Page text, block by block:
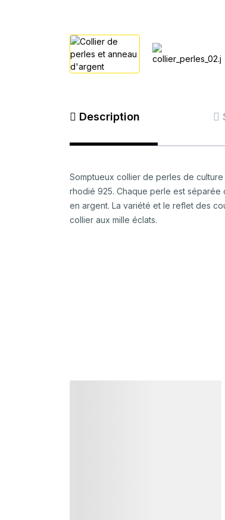
Description
Somptueux collier de perles de
rhodié 925. Chaque perle est
en argent. La variété et le reflet des
collier aux mille éclats.